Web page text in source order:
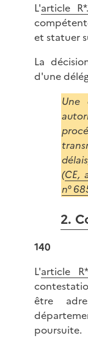
L'article
et statuer
La
d'une
Une
(CE,
n°
2.
140
L'article
être
poursuite.